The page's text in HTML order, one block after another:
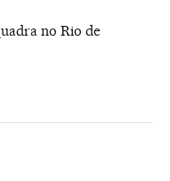
no Rio de